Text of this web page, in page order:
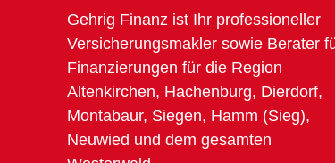
Gehrig Finanz ist Ihr professioneller
Versicherungsmakler sowie Berater
Finanzierungen für die Region
Altenkirchen, Hachenburg, Dierdorf,
Montabaur, Siegen, Hamm (Sieg),
Neuwied und dem gesamten